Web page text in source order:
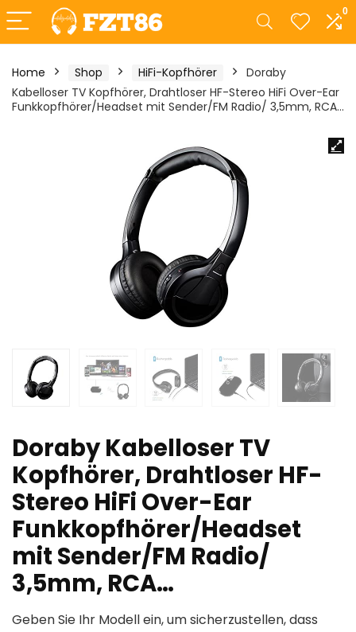
0
Home Shop HiFi-Kopfhörer
Doraby
Kabelloser TV Kopfhörer, Drahtloser HF-Stereo HiFi Over-Ear
Funkkopfhörer/Headset mit Sender/FM Radio/ 3,5mm, RCA…
Doraby Kabelloser TV
Kopfhörer, Drahtloser HF-
Stereo HiFi Over-Ear
Funkkopfhörer/Headset
mit Sender/FM Radio/
3,5mm, RCA…
Geben Sie Ihr Modell ein, um sicherzustellen, dass